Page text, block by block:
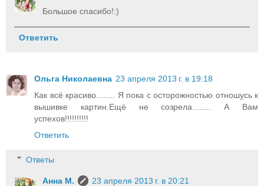
Большое спасибо!:)
Ответить
Ольга Николаевна 23 апреля 2013 г. в 19:18
Как всё красиво........ Я пока с осторожностью отношусь к
вышивке картин.Ещё не созрела........ А Вам
успехов!!!!!!!!!!
Ответить
Ответы
Анна М.
23 апреля 2013 г. в 20:21